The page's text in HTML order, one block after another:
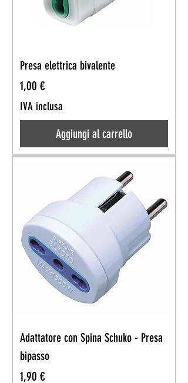
Presa elettrica bivalente
Prezzo
1,00 €
IVA inclusa
Aggiungi al carrello
Adattatore con Spina Schuko - Presa
bipasso
Prezzo
1,90 €